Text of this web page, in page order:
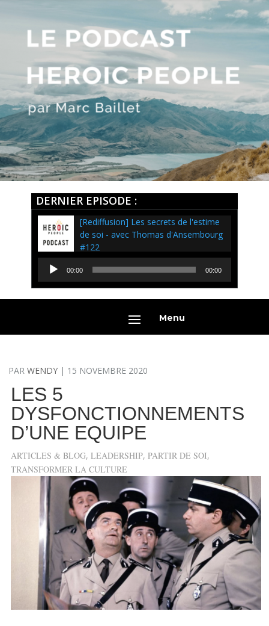
DERNIER EPISODE :
[Rediffusion] Les secrets de l'estime
de soi - avec Thomas d'Ansembourg
#122
Lecteur
audio
00:00 00:00
Menu
PARWENDY | 15 NOVEMBRE 2020
LES 5
DYSFONCTIONNEMENTS
D’UNE EQUIPE
ARTICLES & BLOG,LEADERSHIP,PARTIR DE SOI,
TRANSFORMER LA CULTURE